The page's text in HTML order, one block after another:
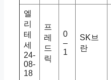
엘
리
테
세
24-
08-
18
프
레
드
릭
0
–
1
SK브
란